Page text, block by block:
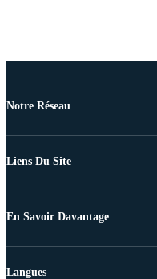
Notre Réseau
Liens Du Site
En Savoir Davantage
Langues